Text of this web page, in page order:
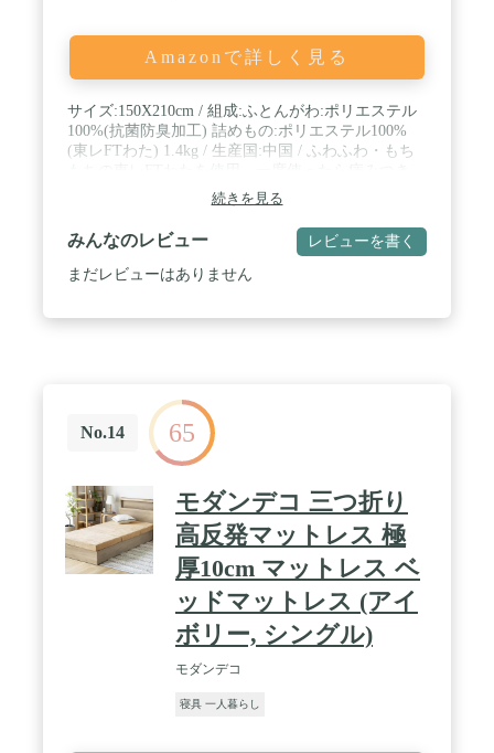
Amazonで詳しく見る
サイズ:150X210cm / 組成:ふとんがわ:ポリエステル
100%(抗菌防臭加工) 詰めもの:ポリエステル100%
(東レFTわた) 1.4kg / 生産国:中国 / ふわふわ・もち
東京西川のこだわり掛け布団です。繊維の中に空気
を含む特殊構造で、たっぷり空気を含んで軽いのに
あったか。 / サイズ:100X210cm / 組成:側地:ポリエ
ステル100%(抗菌防臭) 詰めもの:上下層)ポリエステ
ル100%(各0.75kg) 中芯:プロファイルウレタン(4cm)
続きを見る
みんなのレビュー レビューを書く
まだレビューはありません
No.14 65
モダンデコ 三つ折り
高反発マットレス 極
厚10cm マットレス ベ
ッドマットレス (アイ
ボリー, シングル)
モダンデコ
寝具 一人暮らし